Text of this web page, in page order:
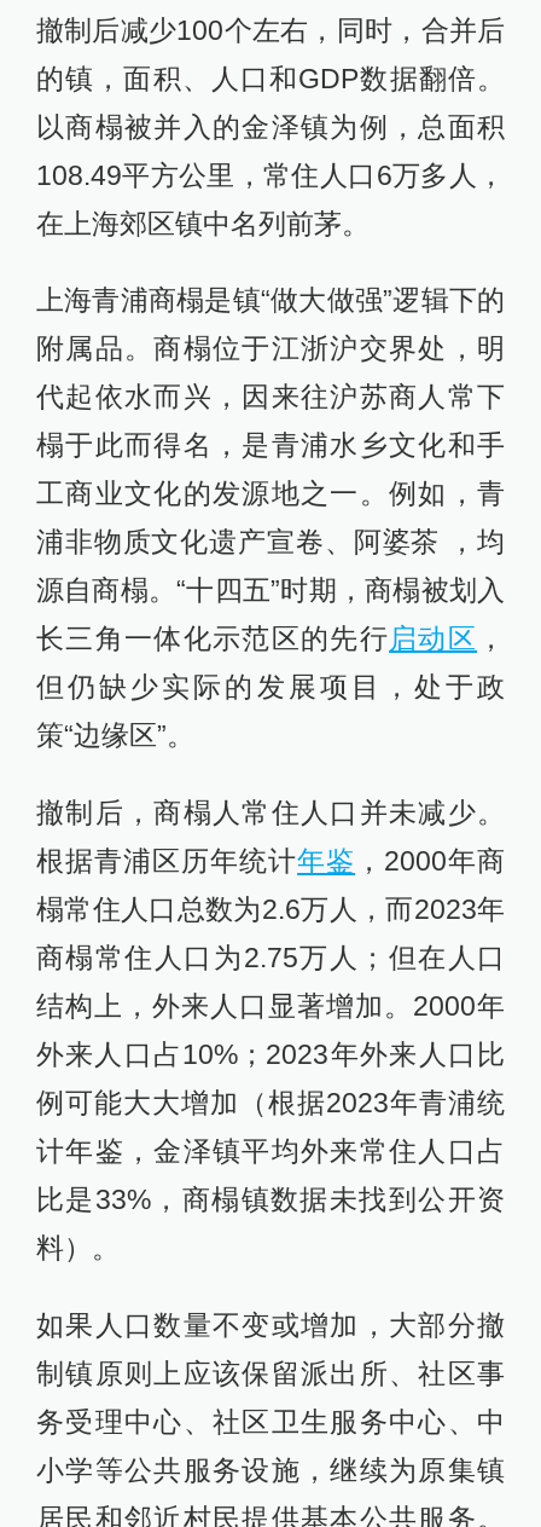
撤制后减少100个左右，同时，合并后
的镇，面积、人口和GDP数据翻倍。
以商榻被并入的金泽镇为例，总面积
108.49平方公里，常住人口6万多人，
在上海郊区镇中名列前茅。
上海青浦商榻是镇“做大做强”逻辑下的
附属品。商榻位于江浙沪交界处，明
代起依水而兴，因来往沪苏商人常下
榻于此而得名，是青浦水乡文化和手
工商业文化的发源地之一。例如，青
浦非物质文化遗产宣卷、阿婆茶 ，均
源自商榻。“十四五”时期，商榻被划入
长三角一体化示范区的先行启动区 ，
但仍缺少实际的发展项目，处于政
策“边缘区”。
撤制后，商榻人常住人口并未减少。
根据青浦区历年统计年鉴 ，2000年商
榻常住人口总数为2.6万人，而2023年
商榻常住人口为2.75万人；但在人口
结构上，外来人口显著增加。2000年
外来人口占10%；2023年外来人口比
例可能大大增加（根据2023年青浦统
计年鉴，金泽镇平均外来常住人口占
比是33%，商榻镇数据未找到公开资
料）。
如果人口数量不变或增加，大部分撤
制镇原则上应该保留派出所、社区事
务受理中心、社区卫生服务中心、中
小学等公共服务设施，继续为原集镇
居民和邻近村民提供基本公共服务。